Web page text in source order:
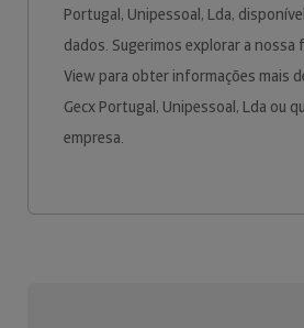
Portugal, Unipessoal, Lda,
dados. Sugerimos explorar a
View para obter informações mais
Gecx Portugal, Unipessoal, Lda ou
empresa.